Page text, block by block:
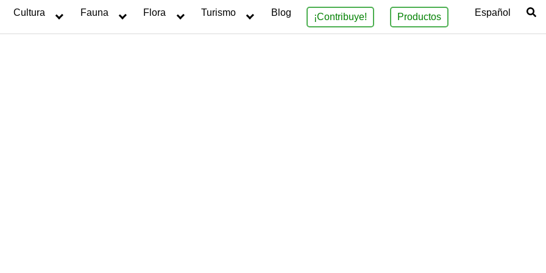
Cultura Fauna Flora Turismo Blog ¡Contribuye! Productos Español